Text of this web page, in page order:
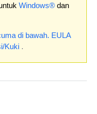
Windows®dan
di bawah. EULA
Kuki .